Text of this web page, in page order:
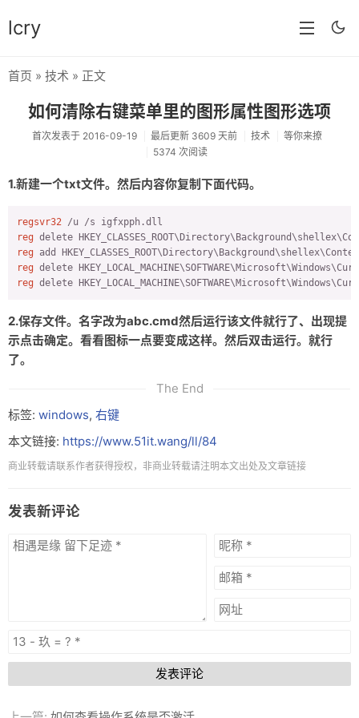
lcry
分类
分享
技术
生活
AI
归档
留言
友链
首页 » 技术 » 正文
如何清除右键菜单里的图形属性图形选项
首次发表于 2016-09-19 最后更新 3609 天前 技术
等你来撩
5374 次阅读
1.新建一个txt文件。然后内容你复制下面代码。
regsvr32
reg
reg add
reg
reg delete
2.保存文件。名字改为abc.cmd然后运行该文件就行了、出现提
示点击确定。看看图标一点要变成这样。然后双击运行。就行
了。
The End
标签: windows, 右键
本文链接: https://www.51it.wang/ll/84
商业转载请联系作者获得授权，非商业转载请注明本文出处及文章链接
发表新评论
发表评论